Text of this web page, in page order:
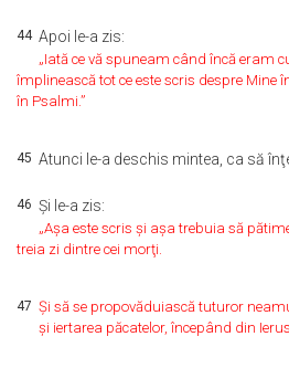
44 Apoi le-a zis:
„Iată ce vă spuneam când încă eram
împlinească tot ce este scris despre Mine
în Psalmi.”
45 Atunci le-a deschis mintea, ca să
46 Şi le-a zis:
„Aşa este scris şi aşa trebuia să
treia zi dintre cei morţi.
47 Şi să se propovăduiască tuturor
şi iertarea păcatelor, începând din